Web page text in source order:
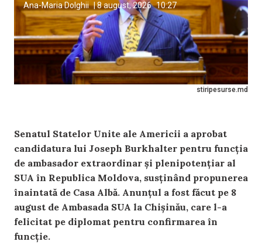
stiripesurse.md
Ana-Maria Dolghii |8 august, 2026 10:27
Senatul Statelor Unite ale Americii a aprobat
candidatura lui Joseph Burkhalter pentru funcția
de ambasador extraordinar și plenipotențiar al
SUA în Republica Moldova, susținând propunerea
înaintată de Casa Albă. Anunțul a fost făcut pe 8
august de Ambasada SUA la Chișinău, care l-a
felicitat pe diplomat pentru confirmarea în
funcție.